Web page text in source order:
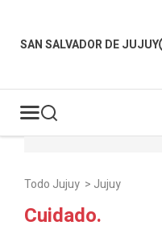
SAN SALVADOR DE JUJUY
Todo Jujuy > Jujuy
Cuidado.